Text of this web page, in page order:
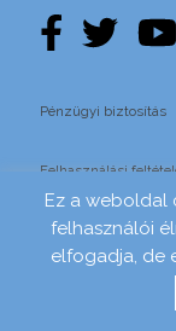
Pénzügyi biztosítás
Felhasználási
Ez a weboldal
felhasználói
elfogadja, de